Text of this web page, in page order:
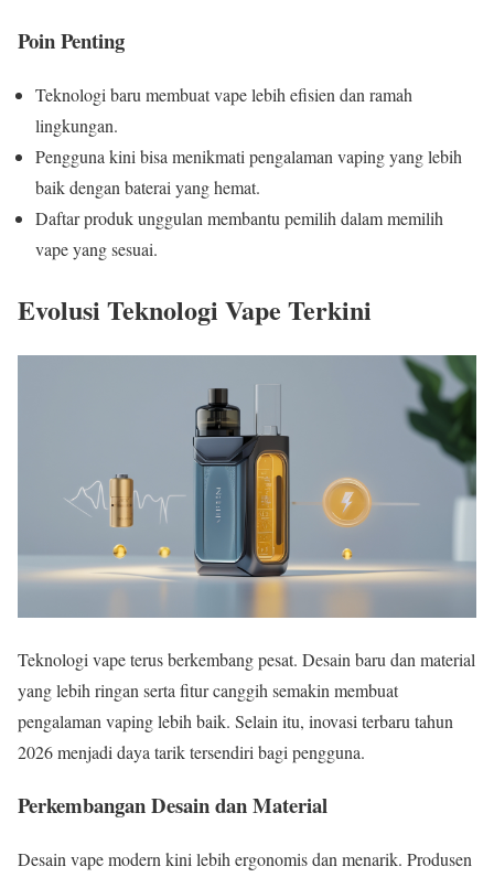
Poin Penting
Teknologi baru membuat vape lebih efisien dan ramah
lingkungan.
Pengguna kini bisa menikmati pengalaman vaping yang lebih
baik dengan baterai yang hemat.
Daftar produk unggulan membantu pemilih dalam memilih
vape yang sesuai.
Evolusi Teknologi Vape Terkini
Teknologi vape terus berkembang pesat. Desain baru dan material
yang lebih ringan serta fitur canggih semakin membuat
pengalaman vaping lebih baik. Selain itu, inovasi terbaru tahun
2026 menjadi daya tarik tersendiri bagi pengguna.
Perkembangan Desain dan Material
Desain vape modern kini lebih ergonomis dan menarik. Produsen